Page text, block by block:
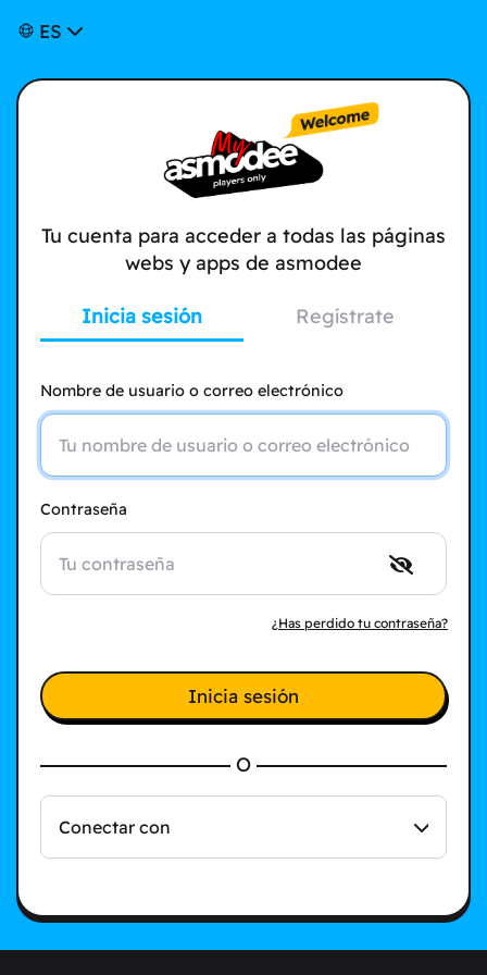
ES
Tu cuenta para acceder a todas las páginas
webs y apps de asmodee
Inicia sesión Regístrate
Nombre de usuario o correo electrónico
Contraseña
¿Has perdido tu contraseña?
Inicia sesión
O
Conectar con